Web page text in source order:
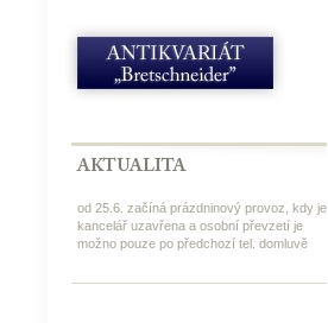
od 25.6. začíná prázdninový provoz, kdy je
kancelář uzavřena a osobní převzetí je
možno pouze po předchozí tel. domluvě